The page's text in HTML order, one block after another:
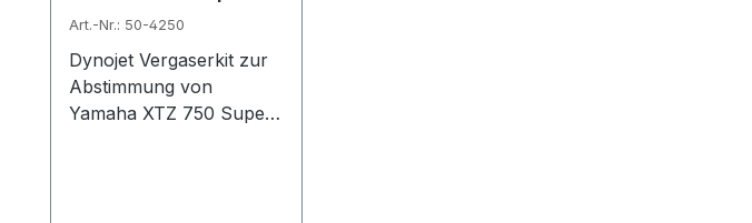
Tenéré 1989-1996
Art.-Nr.: 50-4250
Dynojet Vergaserkit zur
Abstimmung von
Yamaha XTZ 750 Super